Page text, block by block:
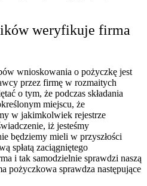
weryfikuje firma
wnioskowania o pożyczkę jest
przez firmę w rozmaitych
o tym, że podczas składania
miejscu, że
w jakimkolwiek rejestrze
iż jesteśmy
będziemy mieli w przyszłości
spłatą zaciągniętego
i tak samodzielnie sprawdzi naszą
pożyczkowa sprawdza następujące